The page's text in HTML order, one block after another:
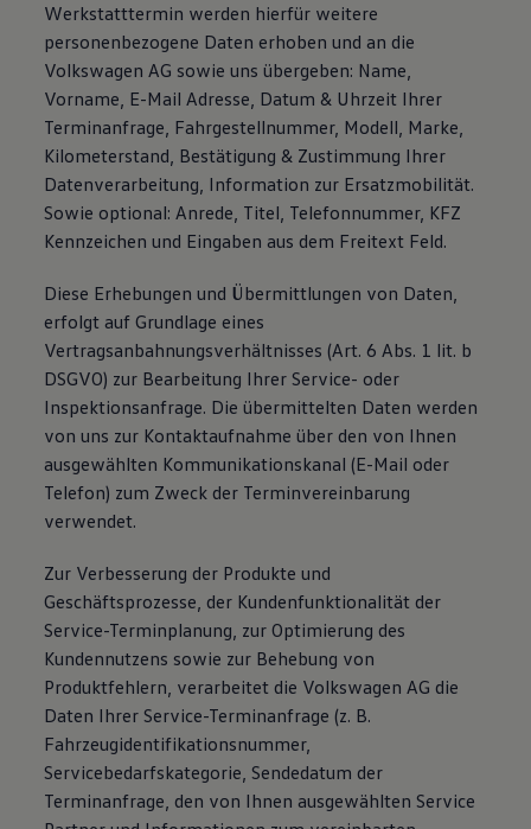
Werkstatttermin werden hierfür weitere
personenbezogene Daten erhoben und an die
Volkswagen AG sowie uns übergeben: Name,
Vorname, E-Mail Adresse, Datum & Uhrzeit Ihrer
Terminanfrage, Fahrgestellnummer, Modell, Marke,
Kilometerstand, Bestätigung & Zustimmung Ihrer
Datenverarbeitung, Information zur Ersatzmobilität.
Sowie optional: Anrede, Titel, Telefonnummer, KFZ
Kennzeichen und Eingaben aus dem Freitext Feld.
Diese Erhebungen und Übermittlungen von Daten,
erfolgt auf Grundlage eines
Vertragsanbahnungsverhältnisses (Art. 6 Abs. 1 lit. b
DSGVO) zur Bearbeitung Ihrer Service- oder
Inspektionsanfrage. Die übermittelten Daten werden
von uns zur Kontaktaufnahme über den von Ihnen
ausgewählten Kommunikationskanal (E-Mail oder
Telefon) zum Zweck der Terminvereinbarung
verwendet.
Zur Verbesserung der Produkte und
Geschäftsprozesse, der Kundenfunktionalität der
Service-Terminplanung, zur Optimierung des
Kundennutzens sowie zur Behebung von
Produktfehlern, verarbeitet die Volkswagen AG die
Daten Ihrer Service-Terminanfrage (z. B.
Fahrzeugidentifikationsnummer,
Servicebedarfskategorie, Sendedatum der
Terminanfrage, den von Ihnen ausgewählten Service